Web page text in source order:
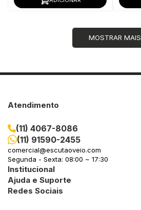
MOSTRAR MAIS
Atendimento
(11) 4067-8086
(11) 91590-2455
comercial@escutaoveio.com
Segunda - Sexta: 08:00 ~ 17:30
Institucional
Ajuda e Suporte
Redes Sociais